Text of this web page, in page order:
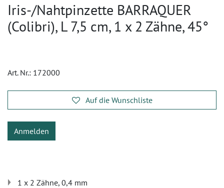
Iris-/Nahtpinzette BARRAQUER
(Colibri), L 7,5 cm, 1 x 2 Zähne, 45°
Art. Nr.: 172000
Auf die Wunschliste
Anmelden
1 x 2 Zähne, 0,4 mm